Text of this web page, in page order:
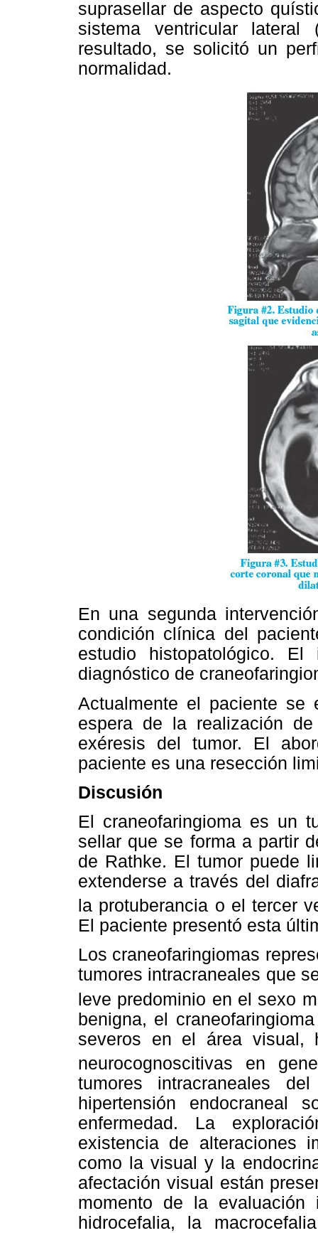
suprasellar de aspecto
sistema ventricular
resultado, se solicitó un
normalidad.
En una segunda
condición clínica del
estudio histopatológico. El
diagnóstico de
Actualmente el paciente se
espera de la realización
exéresis del tumor. El
paciente es una resección
Discusión
El craneofaringioma es un
sellar que se forma a partir
de Rathke. El tumor puede
extenderse a través del
la protuberancia o el tercer
El paciente presentó esta
Los craneofaringiomas
tumores intracraneales que
leve predominio en el sexo
benigna, el
severos en el área visual,
neurocognoscitivas en
tumores intracraneales
hipertensión endocraneal
enfermedad. La
existencia de alteraciones
como la visual y la
afectación visual están
momento de la
hidrocefalia, la